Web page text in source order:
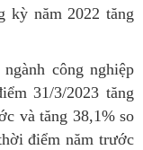
kỳ năm 2022 tăng
công nghiệp
31/3/2023 tăng
và tăng 38,1% so
điểm năm trước